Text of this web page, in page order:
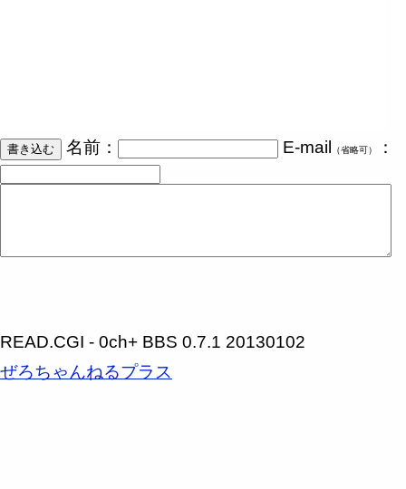
名前： E-mail （省略可） ：
READ.CGI - 0ch+ BBS 0.7.1 20130102
ぜろちゃんねるプラス